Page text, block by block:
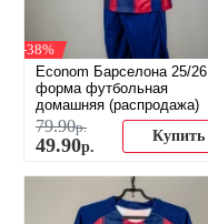
-38%
Econom Барселона 25/26
форма футбольная
домашняя (распродажа)
79.90р.
49.90р.
Купить